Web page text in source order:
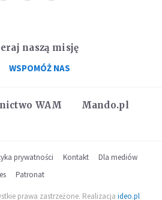
WAM
Mando.pl
naszą misję
WSPOMÓŻ NAS
prywatności Kontakt
Dla mediów
Patronat
prawa zastrzeżone. Realizacja ideo.pl